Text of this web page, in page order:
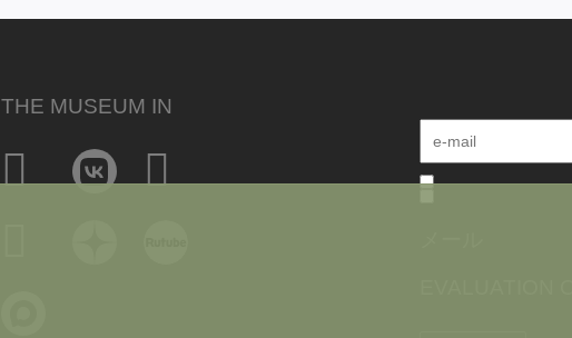
THE MUSEUM IN